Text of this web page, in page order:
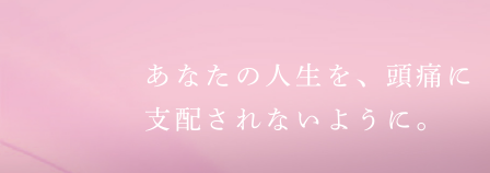
あなたの人生を、頭痛に
支配されないように。